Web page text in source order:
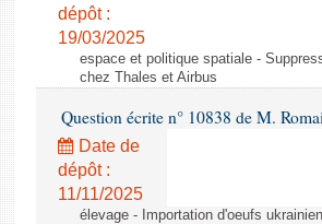
dépôt :
19/03/2025
espace et politique spatiale -
chez Thales et Airbus
Question écrite n° 10838 de M.
Date de
dépôt :
11/11/2025
élevage - Importation d'oeufs